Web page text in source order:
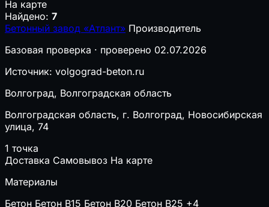
На карте
Найдено: 7
Бетонный завод «Атлант» Производитель
Базовая проверка · проверено 02.07.2026
Источник: volgograd-beton.ru
Волгоград, Волгоградская область
Волгоградская область, г. Волгоград, Новосибирская
улица, 74
1 точка
Доставка Самовывоз На карте
Материалы
Бетон Бетон B15 Бетон B20 Бетон B25 +4